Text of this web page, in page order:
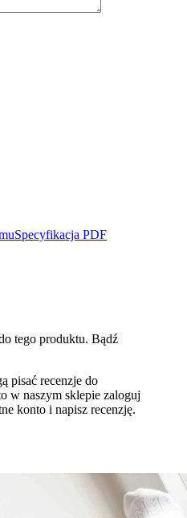
Specyfikacja PDF
tego produktu. Bądź
pisać recenzje do
w naszym sklepie zaloguj
konto i napisz recenzję.